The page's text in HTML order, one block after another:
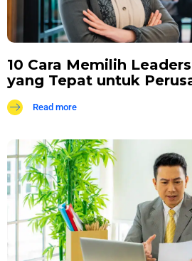
10 Cara Memilih
yang Tepat untuk
Read more